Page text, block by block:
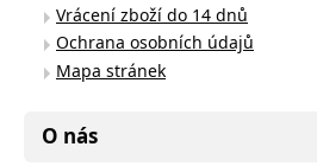
Vrácení zboží do 14 dnů
Ochrana osobních údajů
Mapa stránek
O nás